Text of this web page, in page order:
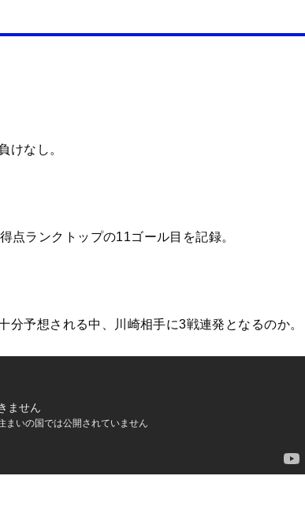
けなし。
点ランクトップの11ゴール目を記録。
予想される中、川崎相手に3戦連発となるのか。